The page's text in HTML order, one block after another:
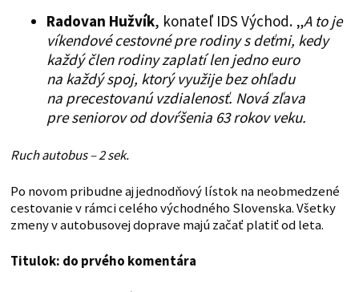
Radovan Hužvík, konateľ IDS Východ. „A to je
víkendové cestovné pre rodiny s deťmi, kedy
každý člen rodiny zaplatí len jedno euro
na každý spoj, ktorý využije bez ohľadu
na precestovanú vzdialenosť. Nová zľava
pre seniorov od dovŕšenia 63 rokov veku.
Ruch autobus – 2 sek.
Po novom pribudne aj jednodňový lístok na neobmedzené
cestovanie v rámci celého východného Slovenska. Všetky
zmeny v autobusovej doprave majú začať platiť od leta.
Titulok: do prvého komentára